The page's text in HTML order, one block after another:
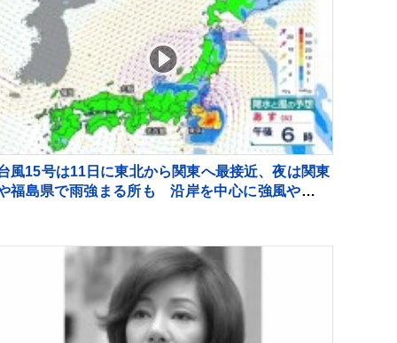
風15号は11日に東北から関東へ最接近、夜は関東
福島県で雨強まる所も 沿岸を中心に強風や高波